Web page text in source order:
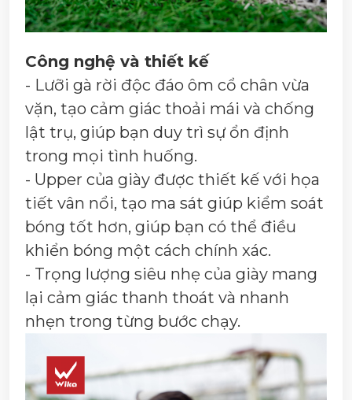
Công nghệ và thiết kế
- Lưỡi gà rời độc đáo ôm cổ chân vừa
vặn, tạo cảm giác thoải mái và chống
lật trụ, giúp bạn duy trì sự ổn định
trong mọi tình huống.
- Upper của giày được thiết kế với họa
tiết vân nổi, tạo ma sát giúp kiểm soát
bóng tốt hơn, giúp bạn có thể điều
khiển bóng một cách chính xác.
- Trọng lượng siêu nhẹ của giày mang
lại cảm giác thanh thoát và nhanh
nhẹn trong từng bước chạy.